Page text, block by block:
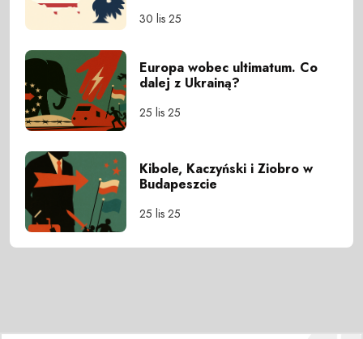
30 lis 25
Europa wobec ultimatum. Co
dalej z Ukrainą?
25 lis 25
Kibole, Kaczyński i Ziobro w
Budapeszcie
25 lis 25